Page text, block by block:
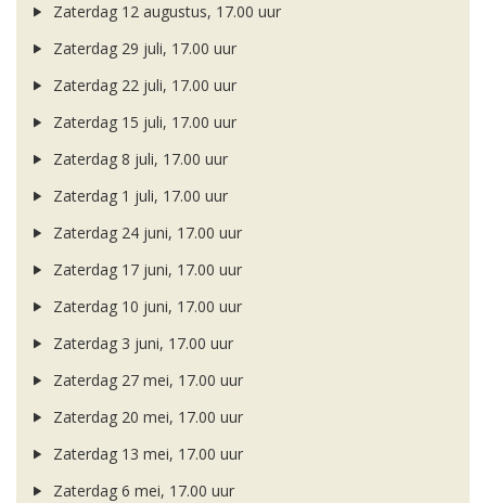
Zaterdag 12 augustus, 17.00 uur
Zaterdag 29 juli, 17.00 uur
Zaterdag 22 juli, 17.00 uur
Zaterdag 15 juli, 17.00 uur
Zaterdag 8 juli, 17.00 uur
Zaterdag 1 juli, 17.00 uur
Zaterdag 24 juni, 17.00 uur
Zaterdag 17 juni, 17.00 uur
Zaterdag 10 juni, 17.00 uur
Zaterdag 3 juni, 17.00 uur
Zaterdag 27 mei, 17.00 uur
Zaterdag 20 mei, 17.00 uur
Zaterdag 13 mei, 17.00 uur
Zaterdag 6 mei, 17.00 uur